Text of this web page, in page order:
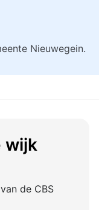
Nieuwegein.
wijk
de CBS